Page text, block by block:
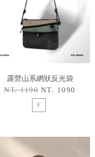
露營山系網狀反光袋
NT. 1190 NT. 1090
F